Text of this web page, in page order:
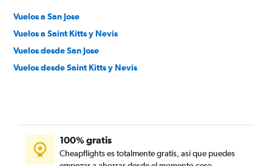
Vuelos a San Jose
Vuelos a Saint Kitts y Nevis
Vuelos desde San Jose
Vuelos desde Saint Kitts y Nevis
100% gratis
Cheapflights es totalmente gratis, así que puedes